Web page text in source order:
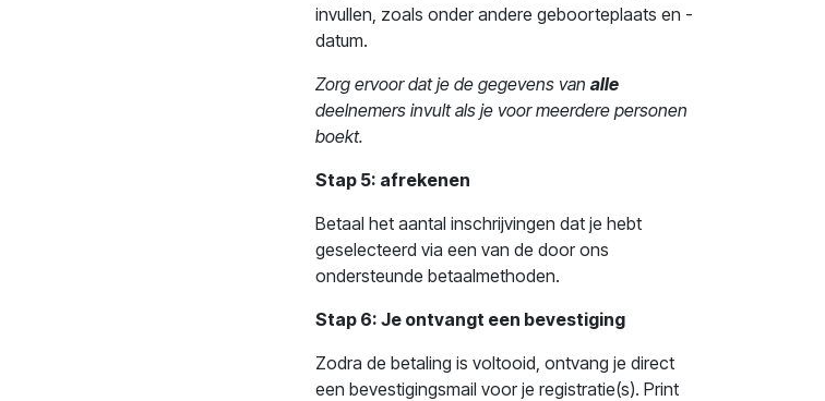
invullen, zoals onder andere geboorteplaats en -
datum.
Zorg ervoor dat je de gegevens van alle
deelnemers invult als je voor meerdere personen
boekt.
Stap 5: afrekenen
Betaal het aantal inschrijvingen dat je hebt
geselecteerd via een van de door ons
ondersteunde betaalmethoden.
Stap 6: Je ontvangt een bevestiging
Zodra de betaling is voltooid, ontvang je direct
een bevestigingsmail voor je registratie(s). Print